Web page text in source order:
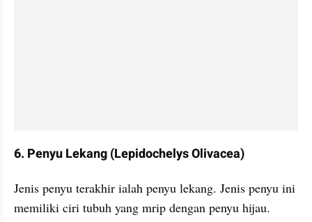
6. Penyu Lekang (Lepidochelys Olivacea)
Jenis penyu terakhir ialah penyu lekang. Jenis penyu ini
memiliki ciri tubuh yang mrip dengan penyu hijau.